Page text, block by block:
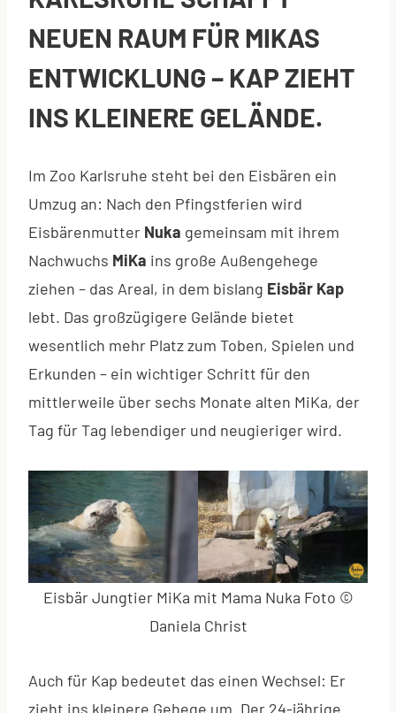
NEUEN RAUM FÜR MIKAS
ENTWICKLUNG – KAP ZIEHT
INS KLEINERE GELÄNDE.
Im Zoo Karlsruhe steht bei den Eisbären ein
Umzug an: Nach den Pfingstferien wird
Eisbärenmutter Nuka gemeinsam mit ihrem
Nachwuchs MiKa ins große Außengehege
ziehen – das Areal, in dem bislang Eisbär Kap
lebt. Das großzügigere Gelände bietet
wesentlich mehr Platz zum Toben, Spielen und
Erkunden – ein wichtiger Schritt für den
mittlerweile über sechs Monate alten MiKa, der
Tag für Tag lebendiger und neugieriger wird.
Eisbär Jungtier MiKa mit Mama Nuka Foto ©
Daniela Christ
Auch für Kap bedeutet das einen Wechsel: Er
zieht ins kleinere Gehege um. Der 24-jährige